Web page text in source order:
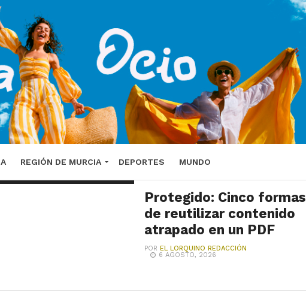
REGIÓN DE MURCIA DEPORTES MUNDO
Protegido: Cinco formas
de reutilizar contenido
atrapado en un PDF
POREL LORQUINO REDACCIÓN
6 AGOSTO, 2026